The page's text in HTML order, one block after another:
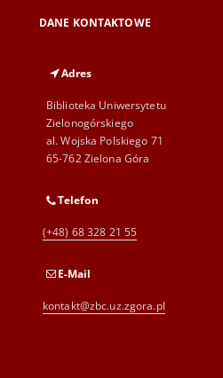
DANE KONTAKTOWE
Adres
Biblioteka Uniwersytetu
Zielonogórskiego
al. Wojska Polskiego 71
65-762 Zielona Góra
Telefon
(+48) 68 328 21 55
E-Mail
kontakt@zbc.uz.zgora.pl